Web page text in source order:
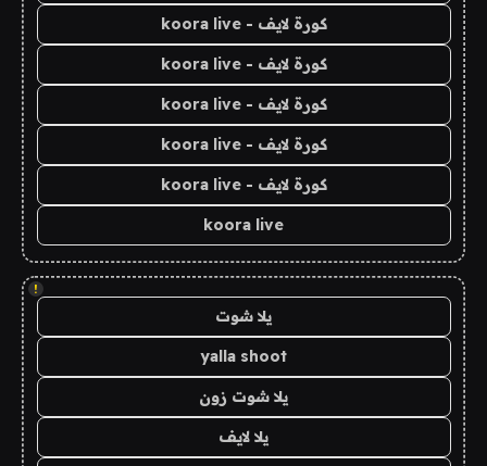
كورة لايف - koora live
كورة لايف - koora live
كورة لايف - koora live
كورة لايف - koora live
كورة لايف - koora live
koora live
!
يلا شوت
yalla shoot
يلا شوت زون
يلا لايف